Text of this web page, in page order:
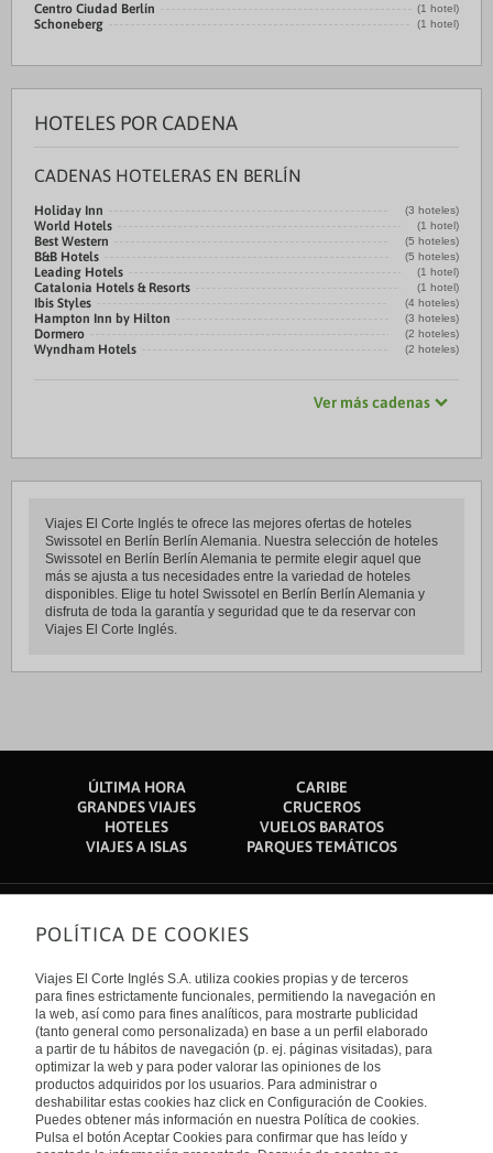
Centro Ciudad Berlín (1 hotel)
Schoneberg (1 hotel)
HOTELES POR CADENA
CADENAS HOTELERAS EN BERLÍN
Holiday Inn (3 hoteles)
World Hotels (1 hotel)
Best Western (5 hoteles)
B&B Hotels (5 hoteles)
Leading Hotels (1 hotel)
Catalonia Hotels & Resorts (1 hotel)
Ibis Styles (4 hoteles)
Hampton Inn by Hilton (3 hoteles)
Dormero (2 hoteles)
Wyndham Hotels (2 hoteles)
Ver más cadenas
Viajes El Corte Inglés te ofrece las mejores ofertas de hoteles
Swissotel en Berlín Berlín Alemania. Nuestra selección de hoteles
Swissotel en Berlín Berlín Alemania te permite elegir aquel que
más se ajusta a tus necesidades entre la variedad de hoteles
disponibles. Elige tu hotel Swissotel en Berlín Berlín Alemania y
disfruta de toda la garantía y seguridad que te da reservar con
Viajes El Corte Inglés.
ÚLTIMA HORA
CARIBE
GRANDES VIAJES
CRUCEROS
HOTELES
VUELOS BARATOS
VIAJES A ISLAS
PARQUES TEMÁTICOS
Sobre nosotros
Quiénes somos
Financiación
Sostenibilidad
Turismo accesible
Tarjeta El Corte Inglés
Trabaja con nosotros
El Corte Inglés
Canal Ético
Enlaces de interés
Guías de viaje
Catálogos
Auto check-in
Condiciones Generales
Política de privacidad
Política de cookies
Accesibilidad
Internacional
España
POLÍTICA DE COOKIES
Viajes El Corte Inglés S.A. utiliza cookies propias y de terceros
para fines estrictamente funcionales, permitiendo la navegación en
la web, así como para fines analíticos, para mostrarte publicidad
(tanto general como personalizada) en base a un perfil elaborado
a partir de tu hábitos de navegación (p. ej. páginas visitadas), para
optimizar la web y para poder valorar las opiniones de los
productos adquiridos por los usuarios. Para administrar o
deshabilitar estas cookies haz click en Configuración de Cookies.
Puedes obtener más información en nuestra Política de cookies.
Pulsa el botón Aceptar Cookies para confirmar que has leído y